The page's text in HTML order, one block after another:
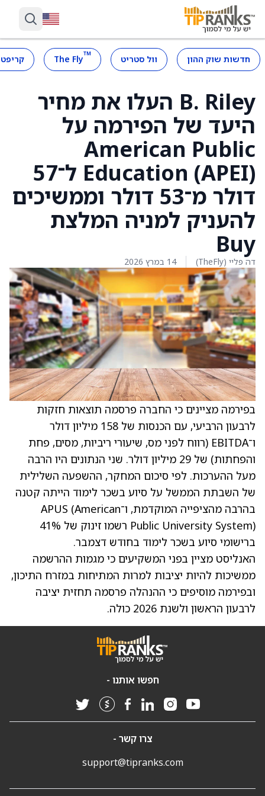
חדשות שוק ההון וול סטריט ™
The Fly
B. Riley העלו את מחיר
היעד של הפירמה על
American Public
Education (APEI) ל־57
דולר מ־53 דולר וממשיכים
להעניק למניה המלצת
Buy
דה פליי (TheFly) 14 במרץ 2026
בפירמה מציינים כי החברה פרסמה תוצאות חזקות
לרבעון הרביעי, עם הכנסות של 158 מיליון דולר
ו־EBITDA (רווח לפני מס, שיעורי ריביות, מסים, פחת
והפחתות) של 29 מיליון דולר. שני הנתונים היו הרבה
מעל ההערכות. לפי סיכום המחקר, ההשפעה השלילית
של השבתת הממשל על סיוע בשכר לימוד הייתה קטנה
בהרבה מהציפייה המוקדמת, ו־APUS (American
Public University System) רשמו זינוק של 41%
ברישומי סיוע בשכר לימוד בחודש דצמבר.
האנליסט מציין בפני המשקיעים כי מגמות ההרשמה
ממשיכות להיות יציבות למרות המתיחות במזרח התיכון,
ובפירמה מוסיפים כי ההנהלה פרסמה תחזית יציבה
לרבעון הראשון ולשנת 2026 כולה.
חפשו אותנו -
צרו קשר -
support@tipranks.com